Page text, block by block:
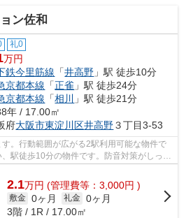
ン佐和
礼0
万円
鉄今里筋線 「井高野 」駅 徒歩10分
京都本線 「正雀 」駅 徒歩24分
京都本線 「相川
」駅 徒歩21分
年 / 17.00㎡
府大阪市東淀川区井高野３丁目3-53
。行動範囲が広がる2駅利用可能な物件で
駅徒歩10分の物件です。防音対策がしっか
を使っ...
2.1万円 (管理費等：3,000円 )
敷金 0ヶ月 礼金 0ヶ月
3階 / 1R / 17.00㎡